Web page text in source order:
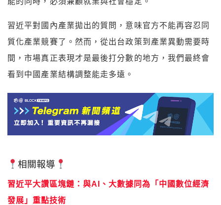
習近平對國內產業拋出的質問，意味官方不能再容忍同
質化產業競賽了。然而，從出台政策到產業異動需要時
間，市場真正表現才是最後打分數的地方，我們最終會
看到中國產業結構調整能走多遠。
相關報導
習近平大讚區塊鏈：與AI、大數據同為「中國數位經濟
發展」重點技術